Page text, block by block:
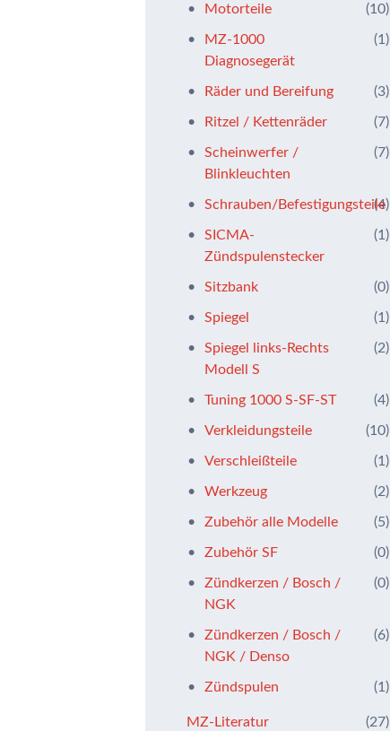
Motorteile (10)
MZ-1000
Diagnosegerät
(1)
Räder und Bereifung (3)
Ritzel / Kettenräder (7)
Scheinwerfer /
Blinkleuchten
(7)
Schrauben/Befestigungsteile
(4)
SICMA-
Zündspulenstecker
(1)
Sitzbank (0)
Spiegel (1)
Spiegel links-Rechts
Modell S
(2)
Tuning 1000 S-SF-ST (4)
Verkleidungsteile (10)
Verschleißteile (1)
Werkzeug (2)
Zubehör alle Modelle (5)
Zubehör SF (0)
Zündkerzen / Bosch /
NGK
(0)
Zündkerzen / Bosch /
NGK / Denso
(6)
Zündspulen (1)
MZ-Literatur (27)